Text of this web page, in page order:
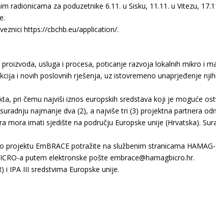
za poduzetnike 6.11. u Sisku, 11.11. u Vitezu,
https://cbchb.eu/application/.
usluga i procesa, poticanje razvoja lokalnih mikro i
i novih poslovnih rješenja, uz istovremeno unaprjeđenje
pri čemu najviši iznos europskih sredstava koji je moguće
najmanje dva (2), a najviše tri (3) projektna partnera
imati sjedište na području Europske unije (Hrvatska).
EmBRACE potražite na službenim stranicama
a putem elektronske pošte embrace@hamagbicro.hr.
i IPA III sredstvima Europske unije.